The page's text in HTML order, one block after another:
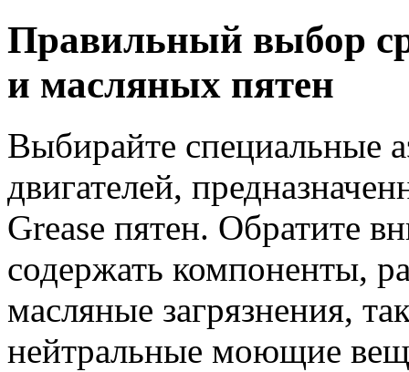
Правильный выбор
и масляных пятен
Выбирайте специальные
двигателей,
Grease пятен. Обратите
содержать компоненты,
масляные загрязнения,
нейтральные моющие